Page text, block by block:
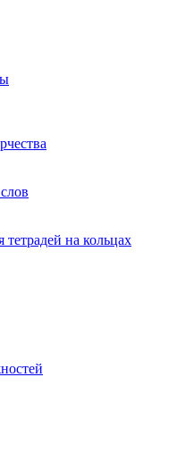
на кольцах